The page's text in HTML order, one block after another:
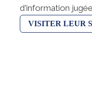
d'information
VISITER LEUR